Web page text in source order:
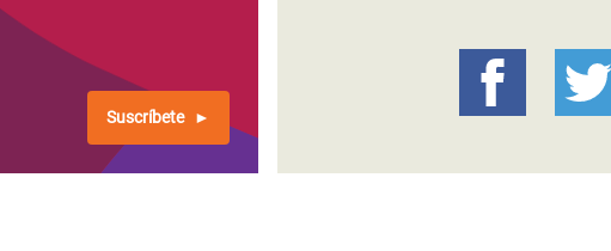
Climática y Alimentaria
Oriental
de Personas Refugiadas
del Sur
Suscríbete